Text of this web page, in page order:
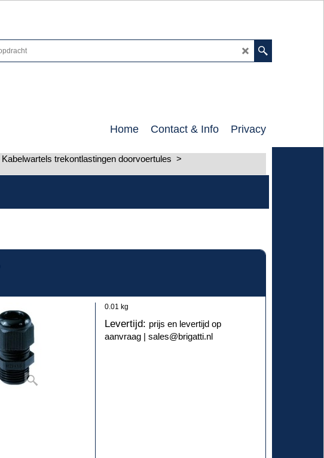
Home Contact & Info Privacy
Kabelwartels trekontlastingen doorvoertules >
0.01 kg
Levertijd: prijs en levertijd op
aanvraag | sales@brigatti.nl